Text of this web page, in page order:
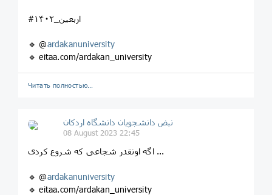
#اربعین_۱۴۰۲
🔹 @ardakanuniversity
🔹 eitaa.com/ardakan_university
Читать полностью…
نبض دانشجویان دانشگاه اردکان
08 August 2023 22:45
اگه اونقدر شجاعی که شروع کردی ...
🔹 @ardakanuniversity
🔹 eitaa.com/ardakan_university